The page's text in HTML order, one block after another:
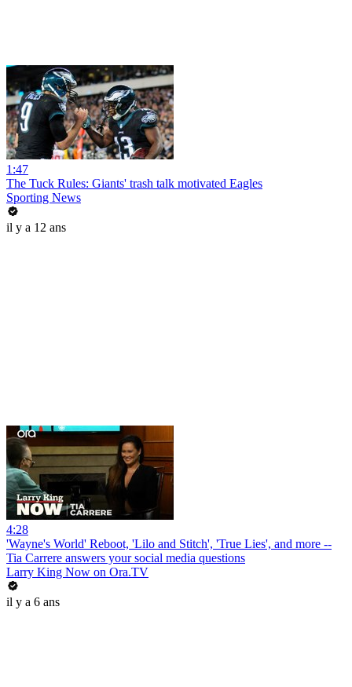
1:47
The Tuck Rules: Giants' trash talk motivated Eagles
Sporting News
il y a 12 ans
4:28
'Wayne's World' Reboot, 'Lilo and Stitch', 'True Lies', and more --
Tia Carrere answers your social media questions
Larry King Now on Ora.TV
il y a 6 ans